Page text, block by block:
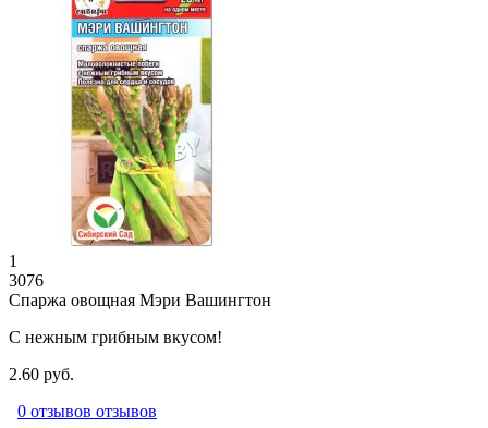
1
3076
Спаржа овощная Мэри Вашингтон
С нежным грибным вкусом!
2.60 руб.
0 отзывов отзывов